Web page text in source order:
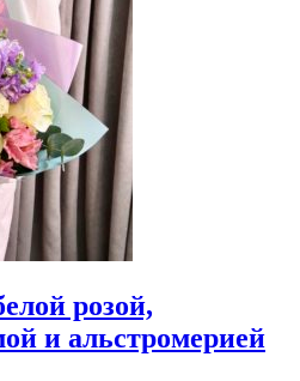
розой,
и альстромерией